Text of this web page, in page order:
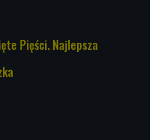
Pięści. Najlepsza